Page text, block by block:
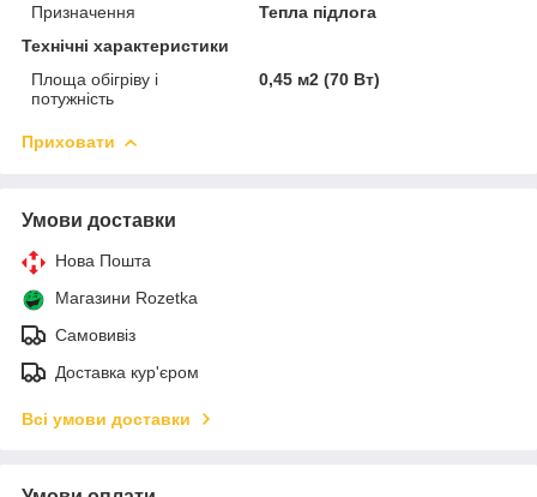
Призначення
Тепла підлога
Технічні характеристики
Площа обігріву і
потужність
0,45 м2 (70 Вт)
Приховати
Умови доставки
Нова Пошта
Магазини Rozetka
Самовивіз
Доставка кур'єром
Всі умови доставки